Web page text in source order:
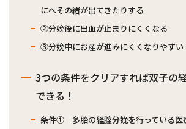
にへその緒が出てきたりする
②分娩後に出血が止まりにくくなる
③分娩中にお産が進みにくくなりやすい
3つの条件をクリアすれば双子の
できる！
条件① 多胎の経腟分娩を行っている医